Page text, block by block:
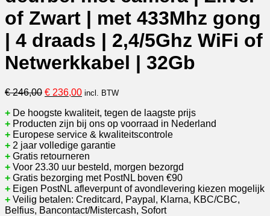
of Zwart | met 433Mhz gong
| 4 draads | 2,4/5Ghz WiFi of
Netwerkkabel | 32Gb
€246,00 Oorspronkelijke
was:
€ 246,00.
€ 236,00Huidige
is:
€ 236,00.
incl. BTW
+ De hoogste kwaliteit, tegen de laagste prijs
+ Producten zijn bij ons op voorraad in Nederland
+ Europese service & kwaliteitscontrole
+ 2 jaar volledige garantie
+ Gratis retourneren
+ Voor 23.30 uur besteld, morgen bezorgd
+ Gratis bezorging met PostNL boven €90
+ Eigen PostNL afleverpunt of avondlevering kiezen mogelijk
+ Veilig betalen: Creditcard, Paypal, Klarna, KBC/CBC,
Belfius, Bancontact/Mistercash, Sofort